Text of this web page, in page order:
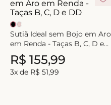
Sutiã Ideal sem Bojo em Aro
em Renda - Taças B, C, D e
DD
R$ 155,99
3x de R$ 51,99